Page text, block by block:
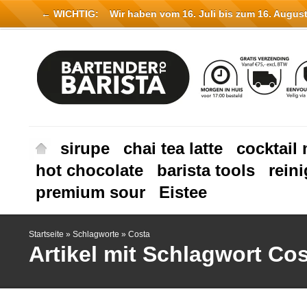
sirupe chai tea latte
cocktail
hot chocolate
barista tools
premium sour
Eistee
Startseite » Schlagworte » Costa
Artikel mit Schlagwort
← WICHTIG: Wir haben vom 16. Juli bis zum 16.